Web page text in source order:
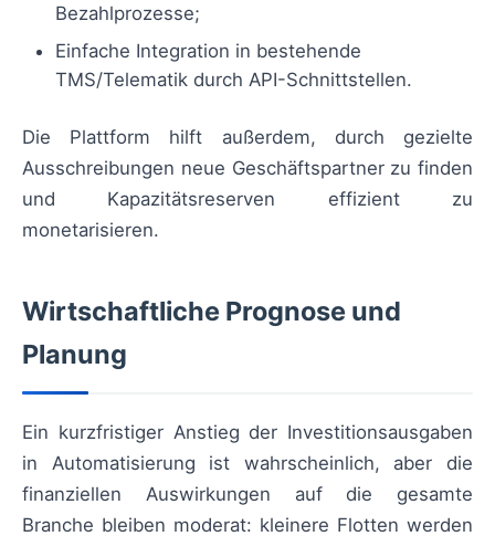
Bezahlprozesse;
Einfache Integration in bestehende
TMS/Telematik durch API-Schnittstellen.
Die Plattform hilft außerdem, durch gezielte
Ausschreibungen neue Geschäftspartner zu finden
und Kapazitätsreserven effizient zu
monetarisieren.
Wirtschaftliche Prognose und
Planung
Ein kurzfristiger Anstieg der Investitionsausgaben
in Automatisierung ist wahrscheinlich, aber die
finanziellen Auswirkungen auf die gesamte
Branche bleiben moderat: kleinere Flotten werden